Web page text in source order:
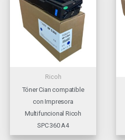
Ricoh
Tóner Cian compatible
con Impresora
Multifuncional Ricoh
SPC 360 A4